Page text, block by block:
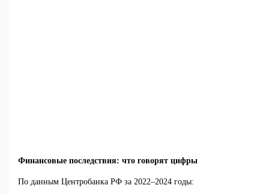
Финансовые последствия: что говорят цифры
По данным Центробанка РФ за 2022–2024 годы: